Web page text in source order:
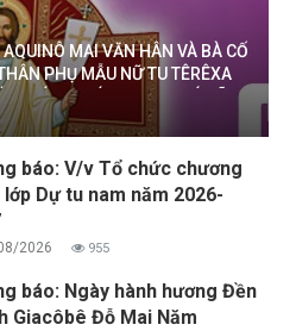
MAI VĂN HÂN VÀ BÀ CỐ
PHỤ MẪU NỮ TU TÊRÊXA
THÁNH GIÁ THANH HOÁ ĐÃ
04/08/2026
báo: V/v Tổ chức chương
Dự tu nam năm 2026-
2026 955
báo: Ngày hành hương Đền
Giacôbê Đỗ Mai Năm